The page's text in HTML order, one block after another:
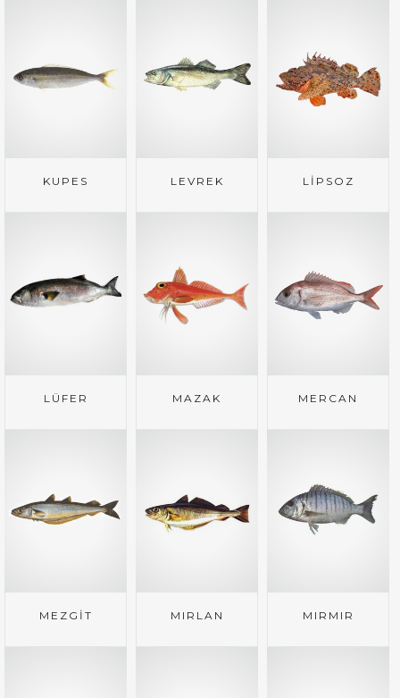
KUPES LEVREK LİPSOZ
LÜFER MAZAK MERCAN
MEZGİT MIRLAN MIRMIR